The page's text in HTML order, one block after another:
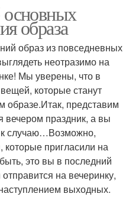
основных
образа
образ из повседневных
неотразимо на
Мы уверены, что в
которые станут
образе.Итак, представим
вечером праздник, а вы
к случаю…Возможно,
которые пригласили на
это вы в последний
на вечеринку,
выходных.